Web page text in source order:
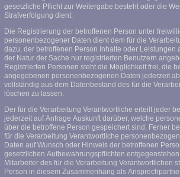
gesetzliche Pflicht zur Weitergabe besteht oder die
Strafverfolgung dient.
Die Registrierung der betroffenen Person unter
personenbezogener Daten dient dem für die
dazu, der betroffenen Person Inhalte oder Leistungen
der Natur der Sache nur registrierten Benutzern
Registrierten Personen steht die Möglichkeit frei, die
angegebenen personenbezogenen Daten jederzeit
vollständig aus dem Datenbestand des für die
löschen zu lassen.
Der für die Verarbeitung Verantwortliche erteilt jeder
jederzeit auf Anfrage Auskunft darüber, welche
über die betroffene Person gespeichert sind. Ferner
für die Verarbeitung Verantwortliche
Daten auf Wunsch oder Hinweis der betroffenen
gesetzlichen Aufbewahrungspflichten
Mitarbeiter des für die Verarbeitung Verantwortlichen
Person in diesem Zusammenhang als